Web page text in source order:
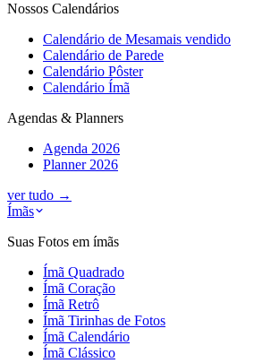
Nossos Calendários
Calendário de Mesamais vendido
Calendário de Parede
Calendário Pôster
Calendário Ímã
Agendas & Planners
Agenda 2026
Planner 2026
ver tudo →
Ímãs
Suas Fotos em ímãs
Ímã Quadrado
Ímã Coração
Ímã Retrô
Ímã Tirinhas de Fotos
Ímã Calendário
Ímã Clássico